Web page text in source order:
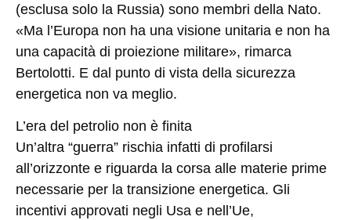
(esclusa solo la Russia) sono membri della Nato.
«Ma l’Europa non ha una visione unitaria e non ha
una capacità di proiezione militare», rimarca
Bertolotti. E dal punto di vista della sicurezza
energetica non va meglio.
L’era del petrolio non è finita
Un’altra “guerra” rischia infatti di profilarsi
all’orizzonte e riguarda la corsa alle materie prime
necessarie per la transizione energetica. Gli
incentivi approvati negli Usa e nell’Ue,